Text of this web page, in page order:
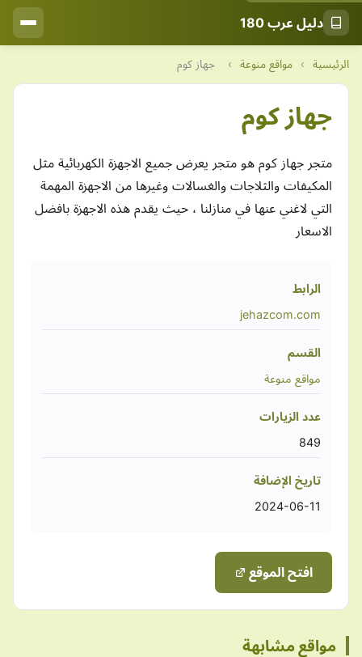
دليل عرب 180
الرئيسية › مواقع منوعة › جهاز كوم
جهاز كوم
متجر جهاز كوم هو متجر يعرض جميع الاجهزة الكهربائية مثل
المكيفات والثلاجات والغسالات وغيرها من الاجهزة المهمة
التي لاغني عنها في منازلنا ، حيث يقدم هذه الاجهزة بافضل
الاسعار
الرابط
jehazcom.com
القسم
مواقع منوعة
عدد الزيارات
849
تاريخ الإضافة
2024-06-11
افتح الموقع
مواقع مشابهة